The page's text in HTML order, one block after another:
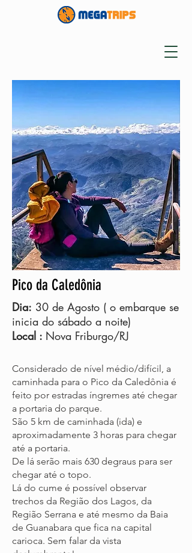
Pico da Caledônia
Dia: 30 de Agosto ( o embarque se
inicia do sábado a noite)
Local : Nova Friburgo/RJ
Considerado de nível médio/difícil, a
caminhada para o Pico da Caledônia é
feito por estradas íngremes até chegar
a portaria do parque.
São 5 km de caminhada (ida) e
aproximadamente 3 horas para chegar
até a portaria.
De lá serão mais 630 degraus para ser
chegar até o topo.
Lá do cume é possível observar
trechos da Região dos Lagos, da
Região Serrana e até mesmo da Baia
de Guanabara que fica na capital
carioca. Sem falar da vista